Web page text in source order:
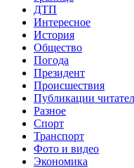
ДТП
Интересное
История
Общество
Погода
Президент
Происшествия
Публикации
Разное
Спорт
Транспорт
Фото и видео
Экономика